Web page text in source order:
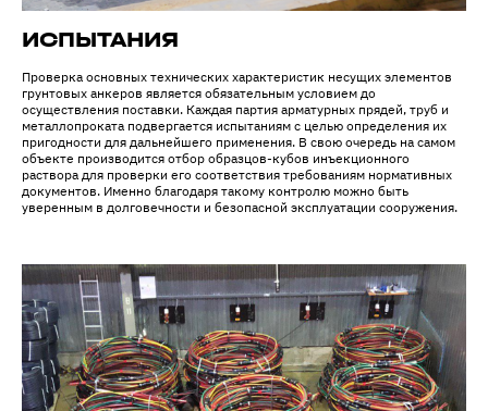
ИСПЫТАНИЯ
Проверка основных технических характеристик несущих элементов
грунтовых анкеров является обязательным условием до
осуществления поставки. Каждая партия арматурных прядей, труб и
металлопроката подвергается испытаниям с целью определения их
пригодности для дальнейшего применения. В свою очередь на самом
объекте производится отбор образцов-кубов инъекционного
раствора для проверки его соответствия требованиям нормативных
документов. Именно благодаря такому контролю можно быть
уверенным в долговечности и безопасной эксплуатации сооружения.